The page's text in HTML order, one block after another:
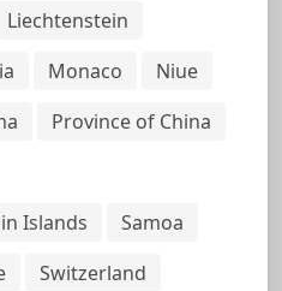
Liechtenstein
Monaco
Niue
Province of China
Islands
Samoa
Switzerland